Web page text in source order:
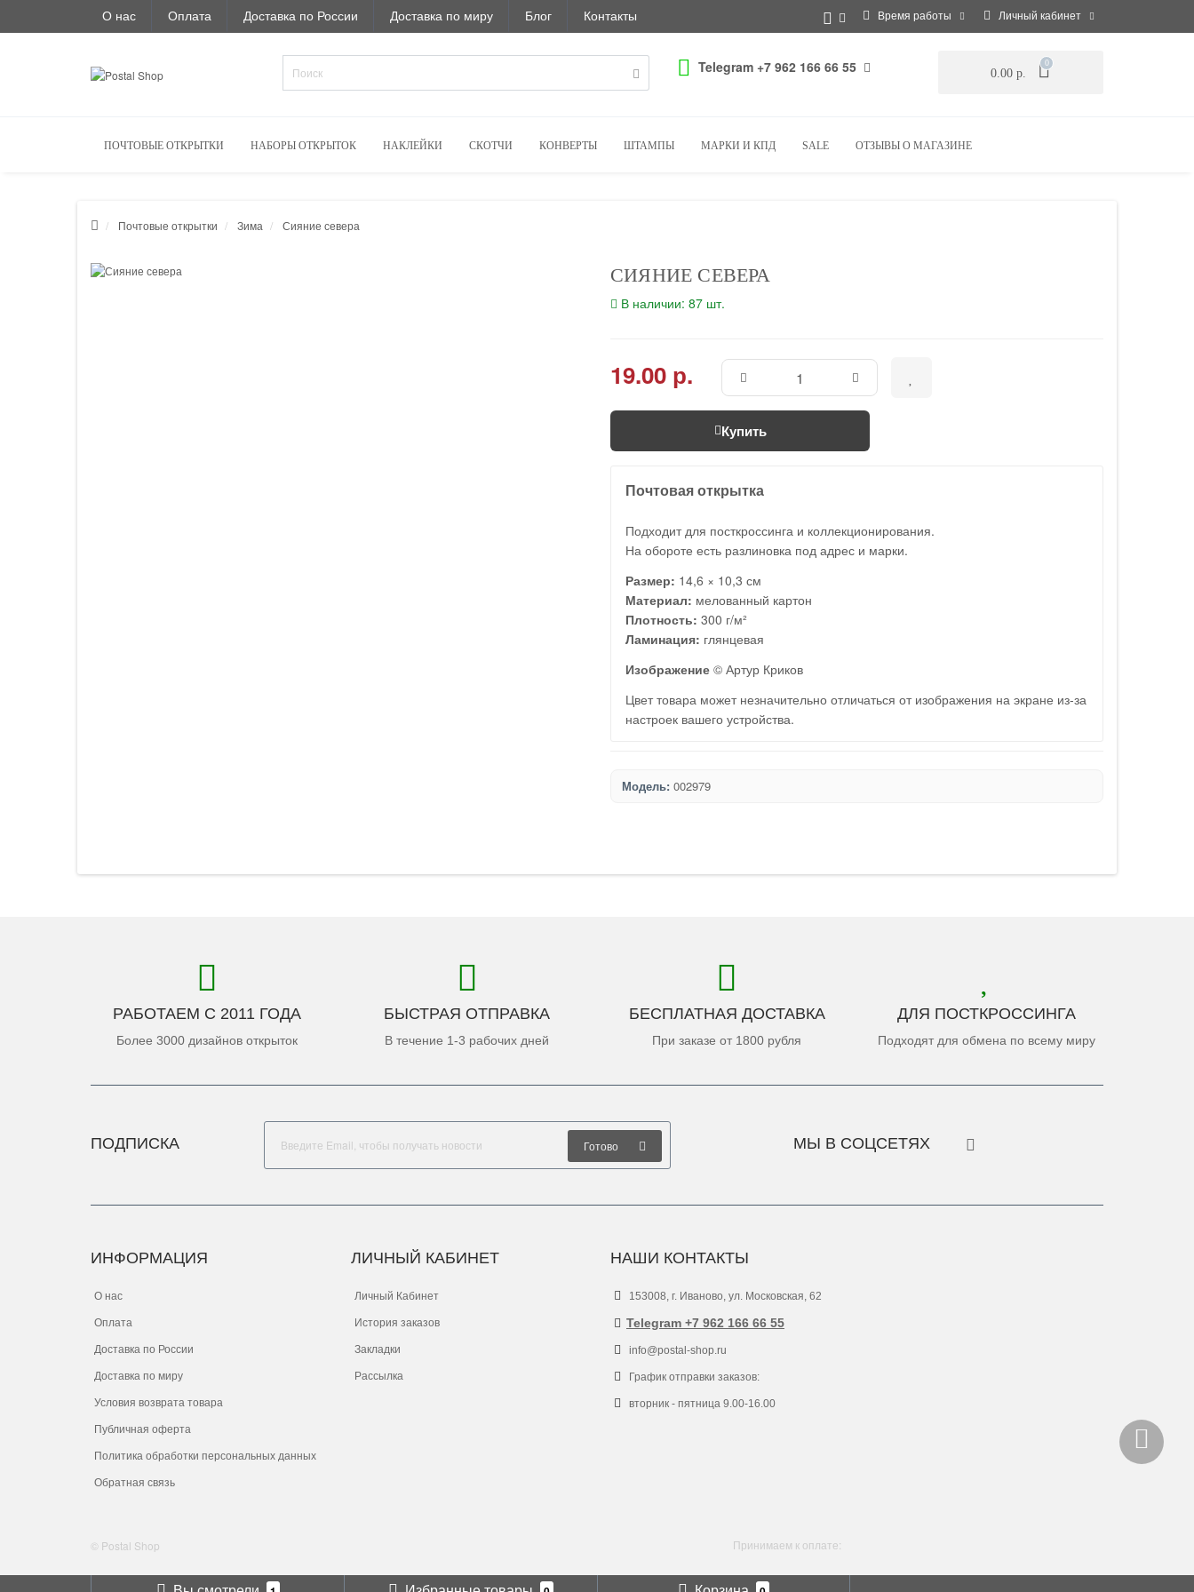
О нас Оплата Доставка по России Доставка по миру Блог Контакты Время работы Личный кабинет
Telegram +7 962 166 66 55 0.00 р.
0
ПОЧТОВЫЕ ОТКРЫТКИ НАБОРЫ ОТКРЫТОК НАКЛЕЙКИ СКОТЧИ КОНВЕРТЫ ШТАМПЫ МАРКИ И КПД SALE ОТЗЫВЫ О МАГАЗИНЕ
Почтовые открытки Зима Сияние севера
СИЯНИЕ СЕВЕРА
В наличии: 87 шт.
19.00 р.
Купить
Почтовая открытка
Подходит для посткроссинга и коллекционирования.
На обороте есть разлиновка под адрес и марки.
Размер: 14,6 × 10,3 см
Материал: мелованный картон
Плотность: 300 г/м²
Ламинация: глянцевая
Изображение © Артур Криков
Цвет товара может незначительно отличаться от изображения на экране из-за
настроек вашего устройства.
Модель: 002979
РАБОТАЕМ С 2011 ГОДА
Более 3000 дизайнов открыток
БЫСТРАЯ ОТПРАВКА
В течение 1-3 рабочих дней
БЕСПЛАТНАЯ ДОСТАВКА
При заказе от 1800 рубля
ДЛЯ ПОСТКРОССИНГА
Подходят для обмена по всему миру
ПОДПИСКА Готово МЫ В СОЦСЕТЯХ
ИНФОРМАЦИЯ
О нас
Оплата
Доставка по России
Доставка по миру
Условия возврата товара
Публичная оферта
Политика обработки персональных данных
Обратная связь
ЛИЧНЫЙ КАБИНЕТ
Личный Кабинет
История заказов
Закладки
Рассылка
НАШИ КОНТАКТЫ
153008, г. Иваново, ул. Московская, 62
Telegram +7 962 166 66 55
info@postal-shop.ru
График отправки заказов:
вторник - пятница 9.00-16.00
© Postal Shop Принимаем к оплате: